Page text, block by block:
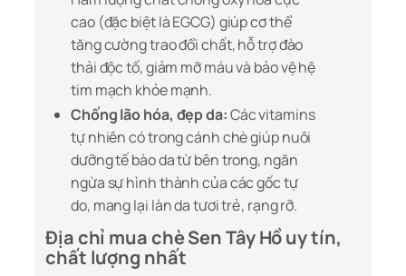
cao (đặc biệt là EGCG) giúp cơ thể
tăng cường trao đổi chất, hỗ trợ đào
thải độc tố, giảm mỡ máu và bảo vệ hệ
tim mạch khỏe mạnh.
Chống lão hóa, đẹp da:Các vitamins
tự nhiên có trong cánh chè giúp nuôi
dưỡng tế bào da từ bên trong, ngăn
ngừa sự hình thành của các gốc tự
do, mang lại làn da tươi trẻ, rạng rỡ.
Địa chỉ mua chè Sen Tây Hồ uy tín,
chất lượng nhất